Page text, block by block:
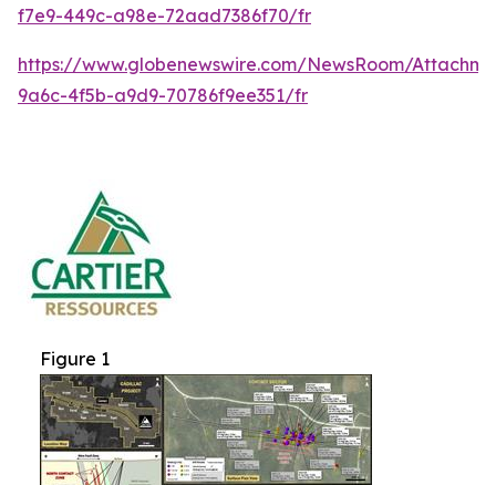
f7e9-449c-a98e-72aad7386f70/fr
https://www.globenewswire.com/NewsRoom/
9a6c-4f5b-a9d9-70786f9ee351/fr
Figure 1